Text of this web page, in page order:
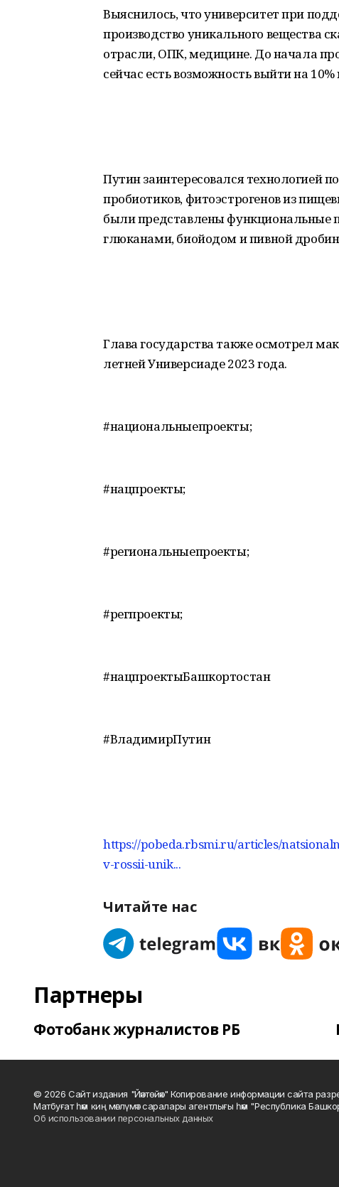
Выяснилось, что университет при
производство уникального вещества
отрасли, ОПК, медицине. До начала
сейчас есть возможность выйти на
Путин заинтересовался технологией
пробиотиков, фитоэстрогенов из
были представлены функциональные
глюканами, биойодом и пивной
Глава государства также осмотрел
летней Универсиаде 2023 года.
#национальныепроекты;
#нацпроекты;
#региональныепроекты;
#регпроекты;
#нацпроектыБашкортостан
#ВладимирПутин
https://pobeda.rbsmi.ru/articles/
v-rossii-unik...
Читайте нас
Партнеры
Фотобанк журналистов РБ
© 2026 Сайт издания "Йәнтөйәк" Копирование информации сайта
Матбуғат һәм киң мәғлүмәт саралары агентлығы һәм "Республика
Об использовании персональных данных